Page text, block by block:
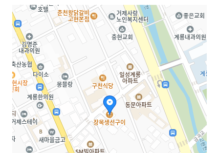
지도삽입 (가로100%)